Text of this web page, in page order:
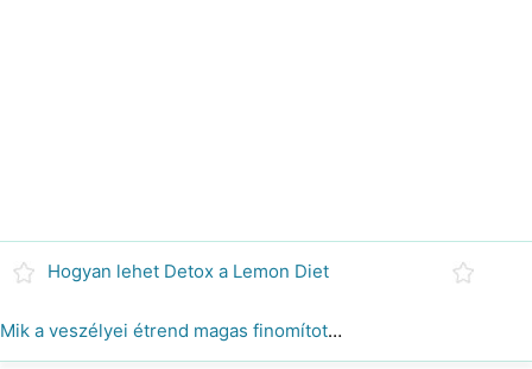
Hogyan lehet Detox a Lemon Diet
Mik a veszélyei étrend magas finomított cukor termékek?